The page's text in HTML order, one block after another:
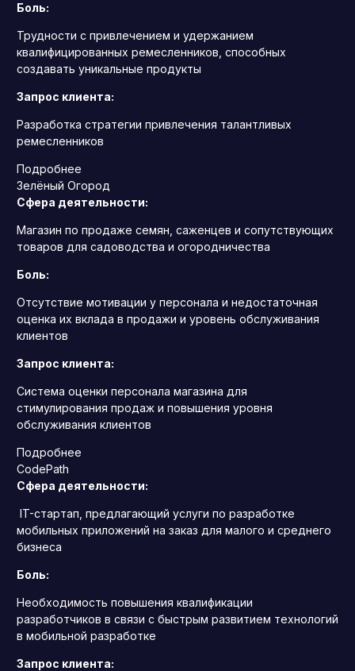
Боль:
Трудности с привлечением и удержанием
квалифицированных ремесленников, способных
создавать уникальные продукты
Запрос клиента:
Разработка стратегии привлечения талантливых
ремесленников
Подробнее
Зелёный Огород
Сфера деятельности:
Магазин по продаже семян, саженцев и сопутствующих
товаров для садоводства и огородничества
Боль:
Отсутствие мотивации у персонала и недостаточная
оценка их вклада в продажи и уровень обслуживания
клиентов
Запрос клиента:
Система оценки персонала магазина для
стимулирования продаж и повышения уровня
обслуживания клиентов
Подробнее
CodePath
Сфера деятельности:
IT-стартап, предлагающий услуги по разработке
мобильных приложений на заказ для малого и среднего
бизнеса
Боль:
Необходимость повышения квалификации
разработчиков в связи с быстрым развитием технологий
в мобильной разработке
Запрос клиента: